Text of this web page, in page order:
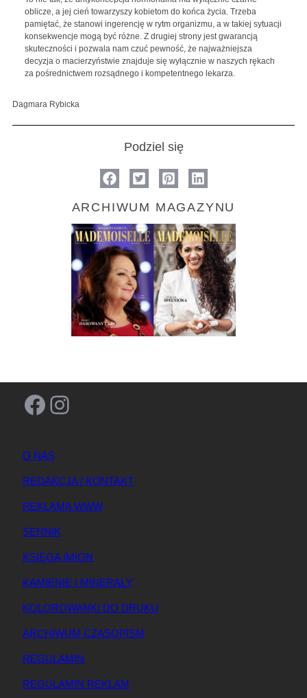
oblicze, a jej cień towarzyszy kobietom do końca życia. Trzeba
pamiętać, że stanowi ingerencję w rytm organizmu, a w takiej sytuacji
konsekwencje mogą być różne. Z drugiej strony jest gwarancją
skuteczności i pozwala nam czuć pewność, że najważniejsza
decyzja o macierzyństwie znajduje się wyłącznie w naszych rękach
za pośrednictwem rozsądnego i kompetentnego lekarza.
Dagmara Rybicka
Podziel się
ARCHIWUM MAGAZYNU
Facebook Instagram
O NAS
REDAKCJA / KONTAKT
REKLAMA WWW
SENNIK
KSIĘGA IMION
KAMIENIE I MINERAŁY
KOLOROWANKI DO DRUKU
ARCHIWUM CZASOPISM
REGULAMIN
REGULAMIN REKLAM